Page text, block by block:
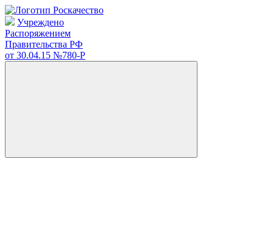
Учреждено
Распоряжением
Правительства РФ
от 30.04.15 №780-Р